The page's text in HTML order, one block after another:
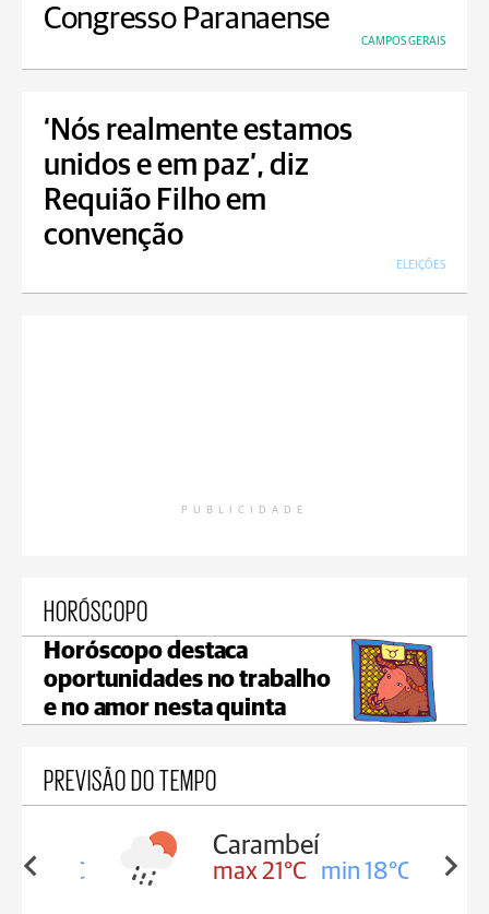
Congresso Paranaense
CAMPOS GERAIS
‘Nós realmente estamos
unidos e em paz’, diz
Requião Filho em
convenção
ELEIÇÕES
PUBLICIDADE
HORÓSCOPO
Horóscopo destaca
oportunidades no trabalho
e no amor nesta quinta
PREVISÃO DO TEMPO
18°C
Carambeí
max 21°C min 18°C